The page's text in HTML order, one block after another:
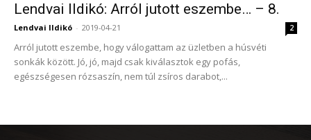
Lendvai Ildikó: Arról jutott eszembe… – 8.
Lendvai Ildikó - 2019-04-21 2
Arról jutott eszembe, hogy válogattam az üzletben a húsvéti
sonkák között. Jó, jó, majd csak kiválasztok egy pofás,
egészségesen rózsaszín, nem túl zsíros darabot,...